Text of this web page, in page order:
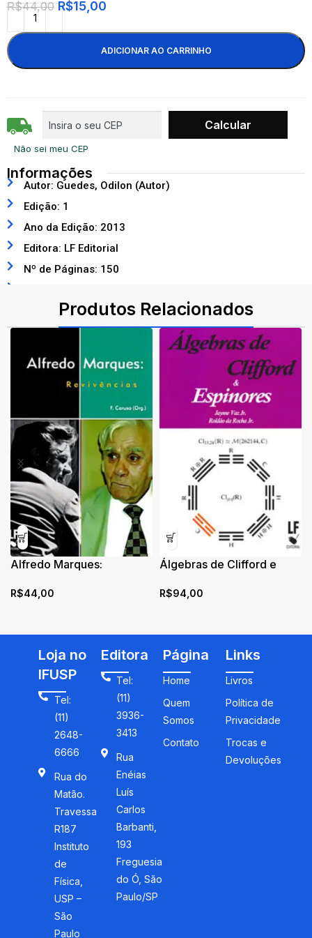
R$44,00 R$15,00
ADICIONAR AO CARRINHO
Não sei meu CEP
Informações
Autor: Guedes, Odilon (Autor)
Edição: 1
Ano da Edição: 2013
Editora: LF Editorial
Nº de Páginas: 150
Produtos Relacionados
Alfredo Marques:
R$44,00
Álgebras de Clifford e
R$94,00
Loja no
IFUSP
Tel:
(11)
2648-
6666
Rua do
Matão.
Travessa
R187
Instituto
de
Física,
USP –
São
Paulo
Editora
Tel:
(11)
3936-
3413
Rua
Enéias
Luís
Carlos
Barbanti,
193
Freguesia
do Ó, São
Paulo/SP
Página
Home
Quem
Somos
Contato
Links
Livros
Política de
Privacidade
Trocas e
Devoluções